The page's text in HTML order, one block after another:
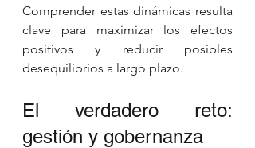
Comprender estas dinámicas resulta
clave para maximizar los efectos
positivos y reducir posibles
desequilibrios a largo plazo.
El verdadero reto:
gestión y gobernanza